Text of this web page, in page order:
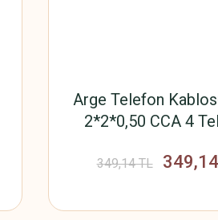
Arge Telefon
2*2*0,50 CCA 4
349,14 TL